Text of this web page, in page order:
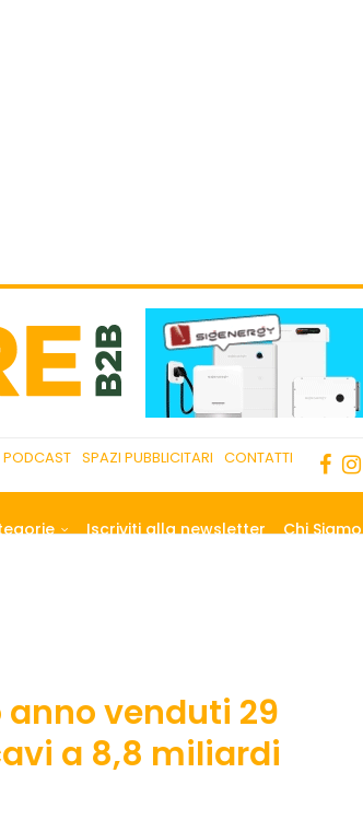
PODCAST SPAZI PUBBLICITARI CONTATTI
Iscriviti alla newsletter Chi Siamo
anno venduti 29
a 8,8 miliardi